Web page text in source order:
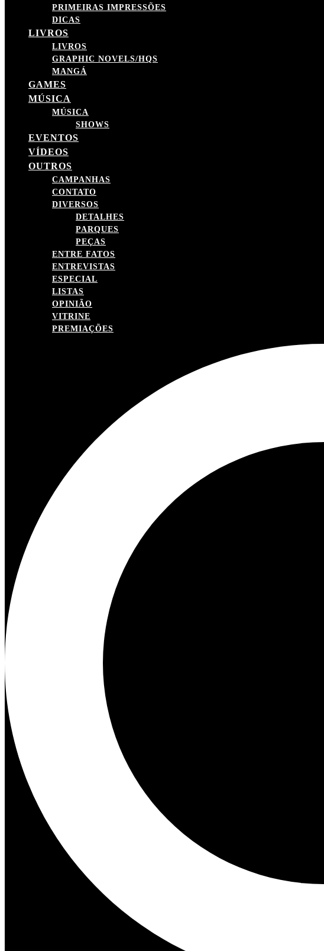
PRIMEIRAS IMPRESSÕES
DICAS
LIVROS
LIVROS
GRAPHIC NOVELS/HQS
MANGÁ
GAMES
MÚSICA
MÚSICA
SHOWS
EVENTOS
VÍDEOS
OUTROS
CAMPANHAS
CONTATO
DIVERSOS
DETALHES
PARQUES
PEÇAS
ENTRE FATOS
ENTREVISTAS
ESPECIAL
LISTAS
OPINIÃO
VITRINE
PREMIAÇÕES